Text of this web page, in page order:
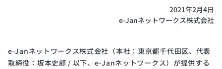
開発
サイ
と体
制
2021年2月4日
e-Janネットワークス株式会社
e-Janネットワークス株式会社（本社：東京都千代田区、代表
取締役：坂本史郎 / 以下、e-Janネットワークス）が提供する